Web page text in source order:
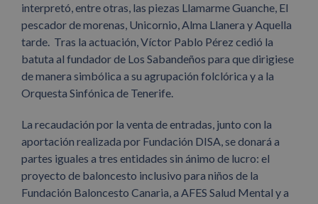
interpretó, entre otras, las piezas Llamarme Guanche, El
pescador de morenas, Unicornio, Alma Llanera y Aquella
tarde. Tras la actuación, Víctor Pablo Pérez cedió la
batuta al fundador de Los Sabandeños para que dirigiese
de manera simbólica a su agrupación folclórica y a la
Orquesta Sinfónica de Tenerife.
La recaudación por la venta de entradas, junto con la
aportación realizada por Fundación DISA, se donará a
partes iguales a tres entidades sin ánimo de lucro: el
proyecto de baloncesto inclusivo para niños de la
Fundación Baloncesto Canaria, a AFES Salud Mental y a